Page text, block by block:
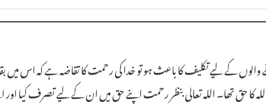
والوں کے لیے تکلیف کا باعث ہو تو خدا کی رحمت کا تقاضہ ہے کہ
کا حق تھا۔ اللہ تعالی بنظر رحمت اپنے حق میں ان کے لیے تصرف